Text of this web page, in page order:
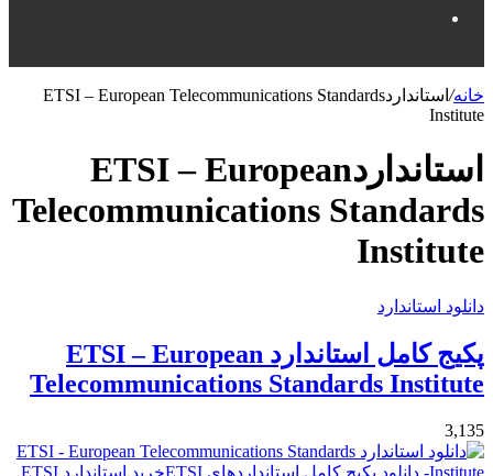
برای
خانه/
استانداردETSI – European Telecommunications Standards
Institute
استانداردETSI – European
Telecommunications Standards
Institute
دانلود استاندارد
پکیج کامل استاندارد ETSI – European
Telecommunications Standards Institute
3,135